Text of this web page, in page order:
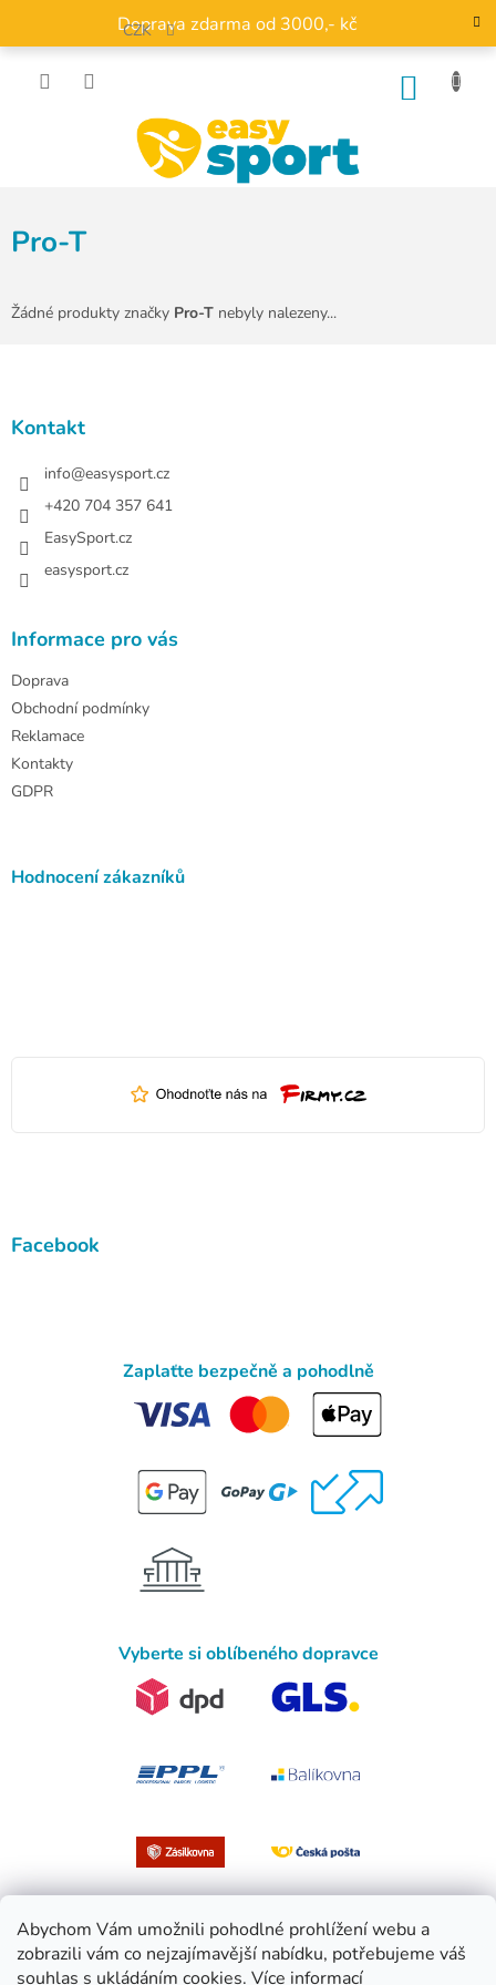
Abychom Vám umožnili pohodlné prohlížení webu a
zobrazili vám co nejzajímavější nabídku, potřebujeme váš
souhlas s ukládáním cookies. Více informací
obsah
Doprava zdarma od 3000,- kč
CZK
Pro-T
Žádné produkty značky Pro-T nebyly nalezeny...
Kontakt
info@easysport.cz
+420 704 357 641
EasySport.cz
easysport.cz
Informace pro vás
Doprava
Obchodní podmínky
Reklamace
Kontakty
GDPR
Hodnocení zákazníků
Facebook
Zaplaťte bezpečně a pohodlně
Vyberte si oblíbeného dopravce